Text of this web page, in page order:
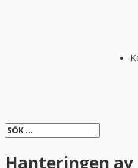
Hanteringen av